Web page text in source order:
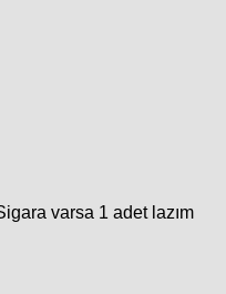
varsa 1 adet lazım